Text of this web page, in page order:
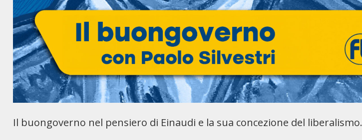
Il buongoverno nel pensiero di Einaudi e la sua concezione del liberalismo.